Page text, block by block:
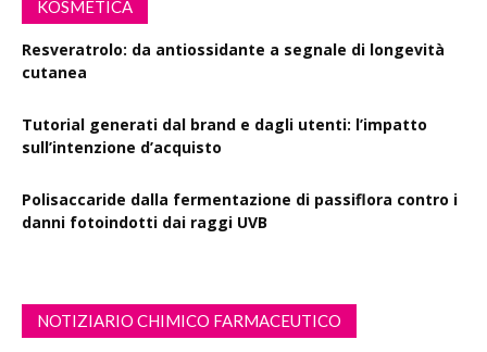
KOSMETICA
Resveratrolo: da antiossidante a segnale di longevità
cutanea
Tutorial generati dal brand e dagli utenti: l’impatto
sull’intenzione d’acquisto
Polisaccaride dalla fermentazione di passiflora contro i
danni fotoindotti dai raggi UVB
NOTIZIARIO CHIMICO FARMACEUTICO